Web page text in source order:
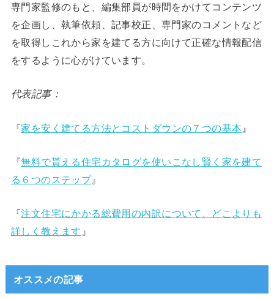
専門家監修のもと、編集部員が時間をかけてコンテンツ
を企画し、執筆依頼、記事校正、専門家のコメントなど
を取得しこれから家を建てる方に向けて正確な情報配信
をするように心がけています。
代表記事：
『家を安く建てる方法とコストダウンの７つの基本 』
『無料で貰える住宅カタログを使いこなし賢く家を建て
る６つのステップ』
『注文住宅にかかる総費用の内訳について、どこよりも
詳しく教えます 』
オススメの記事